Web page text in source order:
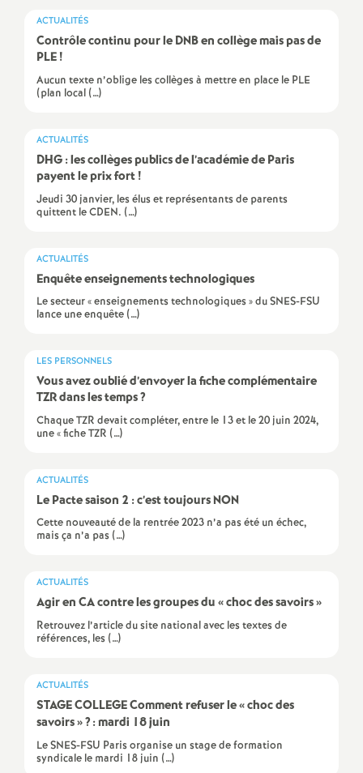
e
m
n
t
d
S
e
d
d
g
r
ACTUALITÉS
Contrôle continu pour le DNB en collège mais pas de
PLE!
Aucun texte n’oblige les collèges à mettre en place le PLE
(plan local (…)
ACTUALITÉS
DHG : les collèges publics de l’académie de Paris
payent le prix fort!
Jeudi 30 janvier, les élus et représentants de parents
quittent le CDEN. (…)
ACTUALITÉS
Enquête enseignements technologiques
Le secteur « enseignements technologiques » du SNES-FSU
lance une enquête (…)
LES PERSONNELS
Vous avez oublié d’envoyer la fiche complémentaire
TZR dans les temps?
Chaque TZR devait compléter, entre le 13 et le 20 juin 2024,
une « fiche TZR (…)
ACTUALITÉS
Le Pacte saison 2 : c’est toujours NON
Cette nouveauté de la rentrée 2023 n’a pas été un échec,
mais ça n’a pas (…)
ACTUALITÉS
Agir en CA contre les groupes du «choc des savoirs»
Retrouvez l’article du site national avec les textes de
références, les (…)
ACTUALITÉS
STAGE COLLEGE Comment refuser le «choc des
savoirs»? : mardi 18 juin
Le SNES-FSU Paris organise un stage de formation
syndicale le mardi 18 juin (…)